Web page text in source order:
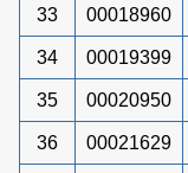
33 00018960
34 00019399
35 00020950
36 00021629